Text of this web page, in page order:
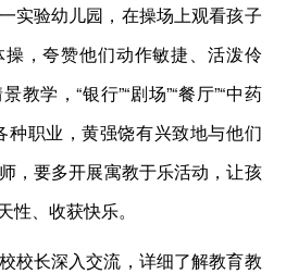
实验幼儿园，在操场上观看孩子
，夸赞他们动作敏捷、活泼伶
教学，“银行”“剧场”“餐厅”“中药
种职业，黄强饶有兴致地与他们
，要多开展寓教于乐活动，让孩
性、收获快乐。
校长深入交流，详细了解教育教